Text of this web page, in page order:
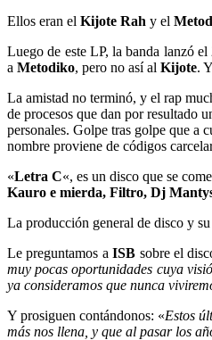
Ellos eran el Kijote Rah y el
Luego de este LP, la banda lanzó el
a Metodiko, pero no así al Kijote.
La amistad no terminó, y el rap
de procesos que dan por resultado
personales. Golpe tras golpe que a
nombre proviene de códigos
«Letra C«, es un disco que se
Kauro e mierda, Filtro, Dj
La producción general de disco y
Le preguntamos aISB sobre el
muy pocas oportunidades cuya
ya consideramos que nunca
Y prosiguen contándonos: «Estos
más nos llena, y que al pasar los